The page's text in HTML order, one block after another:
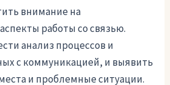
внимание на
работы со связью.
анализ процессов и
с коммуникацией, и выявить
и проблемные ситуации.